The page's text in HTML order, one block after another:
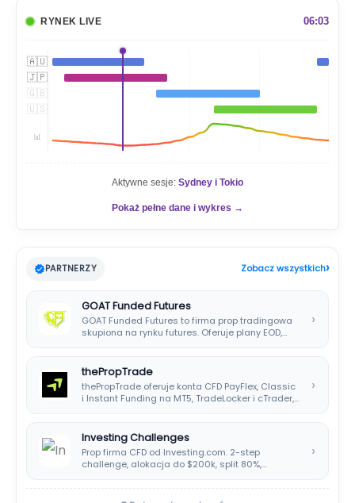
RYNEK LIVE 06:03
🇦🇺
🇯🇵
🇬🇧
🇺🇸
📊
Aktywne sesje: Sydney i Tokio
Pokaż pełne dane i wykres →
PARTNERZY Zobacz wszystkich›
GOAT Funded Futures
GOAT Funded Futures to firma prop tradingowa
skupiona na rynku futures. Oferuje plany EOD,…
›
thePropTrade
thePropTrade oferuje konta CFD PayFlex, Classic
i Instant Funding na MT5, TradeLocker i cTrader,…
›
Investing Challenges
Prop firma CFD od Investing.com. 2-step
challenge, alokacja do $200k, split 80%,
›